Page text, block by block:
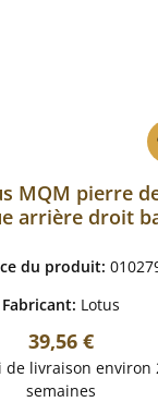
MQM pierre
arrière droit
du produit:
Fabricant: Lotus
Prix régulier :
39,56 €
de livraison environ
semaines